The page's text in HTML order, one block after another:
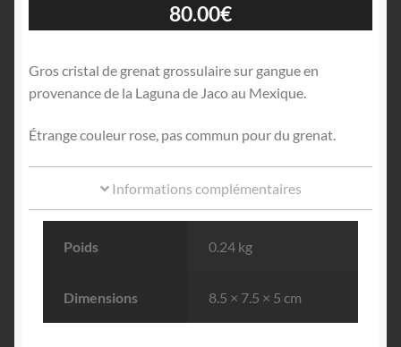
80.00€
Gros cristal de grenat grossulaire sur gangue en
provenance de la Laguna de Jaco au Mexique.
Étrange couleur rose, pas commun pour du grenat.
Informations complémentaires
Poids 0.24 kg
Dimensions 8.5 × 7.5 × 5 cm